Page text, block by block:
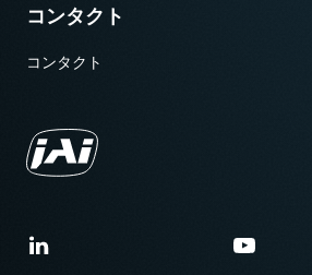
コンタクト
コンタクト